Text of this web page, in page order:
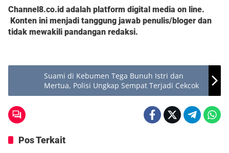
Channel8.co.id adalah platform digital media on line.
Konten ini menjadi tanggung jawab penulis/bloger dan
tidak mewakili pandangan redaksi.
Suami di Kebumen Tega Bunuh Istri dan
Mertua, Polisi Ungkap Sempat Terjadi Cekcok
Pos Terkait
Berita